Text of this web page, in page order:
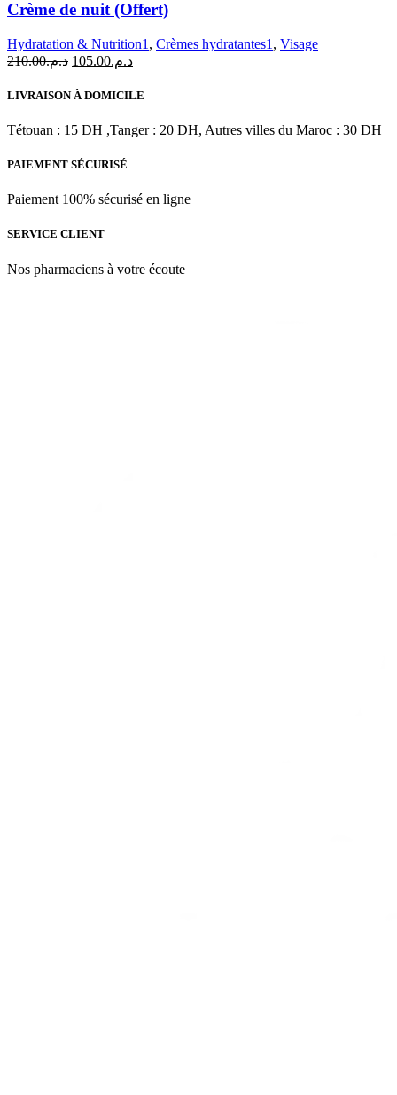
Care
de
nuit
Natural
Crème
nuit
Crème de nuit (Offert)
Hydratation & Nutrition1 , Crèmes hydratantes1 , Visage
د.م.210.00
Le
initial
د.م.105.00
Le
actuel
د.م.105.00.
LIVRAISON À DOMICILE
Tétouan : 15 DH ,Tanger : 20 DH, Autres villes du Maroc : 30 DH
PAIEMENT SÉCURISÉ
Paiement 100% sécurisé en ligne
SERVICE CLIENT
Nos pharmaciens à votre écoute